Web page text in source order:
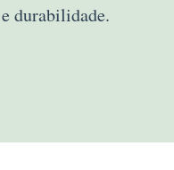
durabilidade.